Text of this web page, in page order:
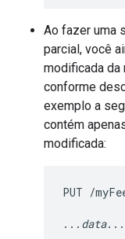
Ao fazer uma
parcial, você
modificada da
conforme
exemplo a
contém
modificada:
PUT /
... data...